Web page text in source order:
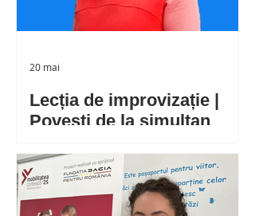
Lecția de improvizație |
Povești de la simultan
adunarea cu trecere peste ordin.
Este ora de matematică și de sub
bănci se aude constant același
20 mai